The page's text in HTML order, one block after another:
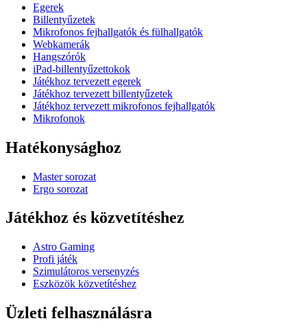
Egerek
Billentyűzetek
Mikrofonos fejhallgatók és fülhallgatók
Webkamerák
Hangszórók
iPad-billentyűzettokok
Játékhoz tervezett egerek
Játékhoz tervezett billentyűzetek
Játékhoz tervezett mikrofonos fejhallgatók
Mikrofonok
Hatékonysághoz
Master sorozat
Ergo sorozat
Játékhoz és közvetítéshez
Astro Gaming
Profi játék
Szimulátoros versenyzés
Eszközök közvetítéshez
Üzleti felhasználásra